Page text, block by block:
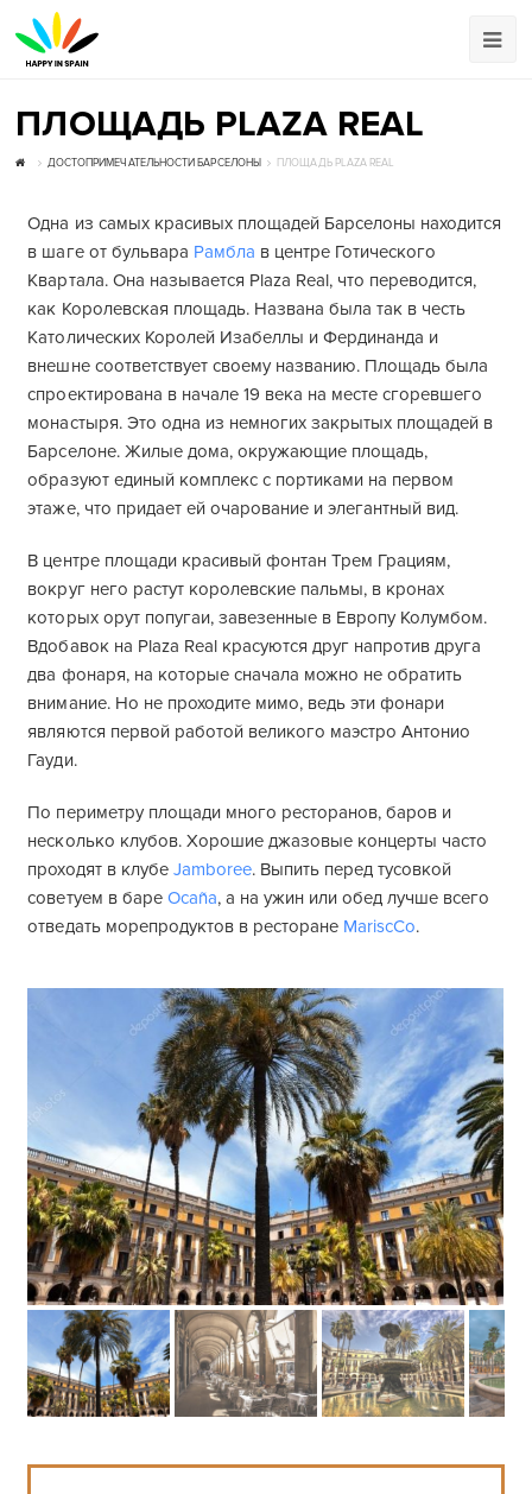
ПЛОЩАДЬ PLAZA REAL
ДОСТОПРИМЕЧАТЕЛЬНОСТИ БАРСЕЛОНЫ ПЛОЩАДЬ PLAZA REAL
Одна из самых красивых площадей Барселоны находится
в шаге от бульвара Рамбла в центре Готического
Квартала. Она называется Plaza Real, что переводится,
как Королевская площадь. Названа была так в честь
Католических Королей Изабеллы и Фердинанда и
внешне соответствует своему названию. Площадь была
спроектирована в начале 19 века на месте сгоревшего
монастыря. Это одна из немногих закрытых площадей в
Барселоне. Жилые дома, окружающие площадь,
образуют единый комплекс с портиками на первом
этаже, что придает ей очарование и элегантный вид.
В центре площади красивый фонтан Трем Грациям,
вокруг него растут королевские пальмы, в кронах
которых орут попугаи, завезенные в Европу Колумбом.
Вдобавок на Plaza Real красуются друг напротив друга
два фонаря, на которые сначала можно не обратить
внимание. Но не проходите мимо, ведь эти фонари
являются первой работой великого маэстро Антонио
Гауди.
По периметру площади много ресторанов, баров и
несколько клубов. Хорошие джазовые концерты часто
проходят в клубе Jamboree. Выпить перед тусовкой
советуем в баре Ocaña, а на ужин или обед лучше всего
отведать морепродуктов в ресторане MariscCo.